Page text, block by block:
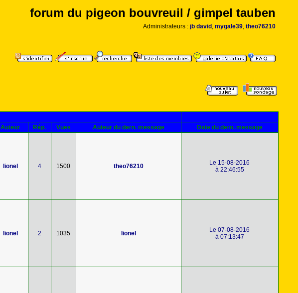
forum du pigeon bouvreuil / gimpel tauben
Administrateurs : jb david , mygale39, theo76210
Auteur Rép. Vues Auteur du dern. message Date du dern. message
lionel 4 1500 theo76210
Le 15-08-2016
à 22:46:55
lionel 2 1035 lionel
Le 07-08-2016
à 07:13:47